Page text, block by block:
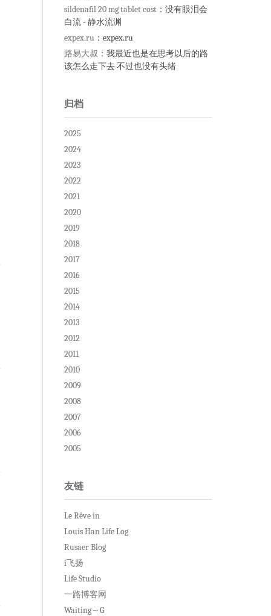
sildenafil 20 mg tablet cost ：没有眼泪会
白流 - 静水流渊
expex.ru ：expex.ru
路易大叔 ：我最近也是在思考以后的路
该怎么走下去 不过也没有头绪
归档
2025
2024
2023
2022
2021
2020
2019
2018
2017
2016
2015
2014
2013
2012
2011
2010
2009
2008
2007
2006
2005
友链
Le Rêve in
Louis Han Life Log
Rusaer Blog
i飞扬
Life Studio
一路博客网
Waiting～G